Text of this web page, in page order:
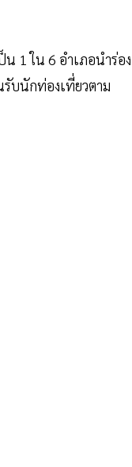
น 1 ใน 6 อำเภอนำร่อง
รับนักท่องเที่ยวตาม